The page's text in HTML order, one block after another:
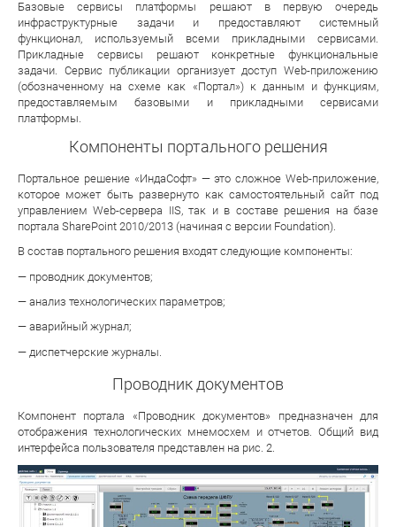
Базовые сервисы платформы решают в первую очередь
инфраструктурные задачи и предоставляют системный
функционал, используемый всеми прикладными сервисами.
Прикладные сервисы решают конкретные функциональные
задачи. Сервис публикации организует доступ Web-приложению
(обозначенному на схеме как «Портал») к данным и функциям,
предоставляемым базовыми и прикладными сервисами
платформы.
Компоненты портального решения
Портальное решение «ИндаСофт» — это сложное Web-приложение,
которое может быть развернуто как самостоятельный сайт под
управлением Web-сервера IIS, так и в составе решения на базе
портала SharePoint 2010/2013 (начиная с версии Foundation).
В состав портального решения входят следующие компоненты:
— проводник документов;
— анализ технологических параметров;
— аварийный журнал;
— диспетчерские журналы.
Проводник документов
Компонент портала «Проводник документов» предназначен для
отображения технологических мнемосхем и отчетов. Общий вид
интерфейса пользователя представлен на рис. 2.